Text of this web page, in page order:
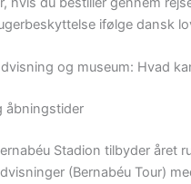
ifølge dansk
og museum: Hvad
åbningstider
Stadion tilbyder året
(Bernabéu Tour)